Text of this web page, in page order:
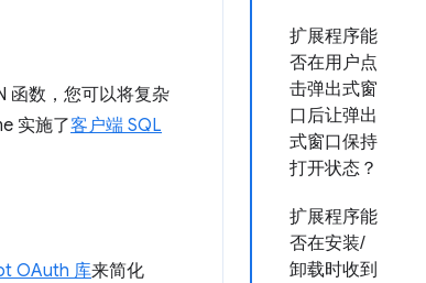
扩展程序能
否在用户点
击弹出式窗
口后让弹出
式窗口保持
打开状态？
扩展程序能
否在安装/
卸载时收到
函数，您可以将复杂
实施了客户端 SQL
OAuth 库来简化